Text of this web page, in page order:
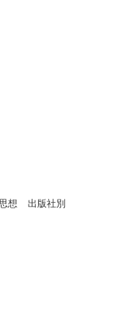
想
出版社別